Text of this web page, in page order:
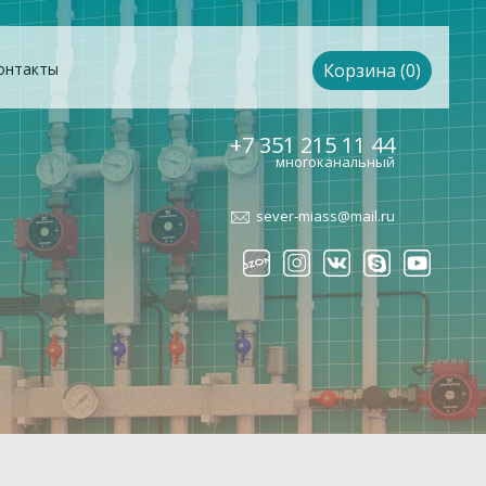
Корзина (0)
+7 351 215 11 44
многоканальный
sever-miass@mail.ru